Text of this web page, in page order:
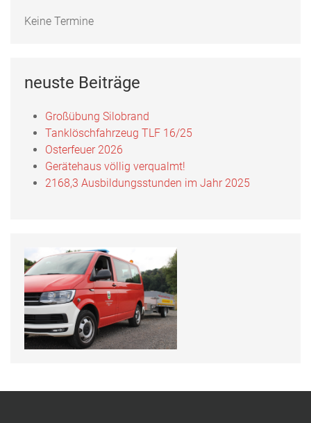
Keine Termine
neuste Beiträge
Großübung Silobrand
Tanklöschfahrzeug TLF 16/25
Osterfeuer 2026
Gerätehaus völlig verqualmt!
2168,3 Ausbildungsstunden im Jahr 2025